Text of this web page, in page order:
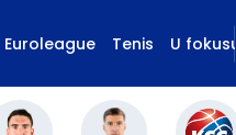
Euroleague Tenis U fokusu